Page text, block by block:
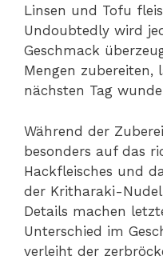
Linsen und Tofu
Undoubtedly wird
Geschmack
Mengen zubereiten,
nächsten Tag
Während der
besonders auf das
Hackfleisches und
der Kritharaki-
Details machen
Unterschied im
verleiht der